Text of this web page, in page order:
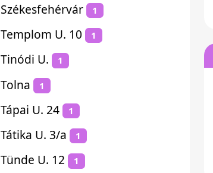
Székesfehérvár 1
Templom U. 10 1
Tinódi U. 1
Tolna 1
Tápai U. 24 1
Tátika U. 3/a 1
Tünde U. 12 1